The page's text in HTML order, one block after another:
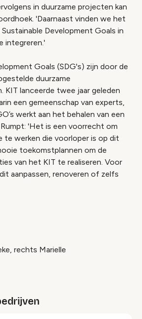
in duurzame projecten kan
'Daarnaast vinden we het
Development Goals in
integreren.'
Goals (SDG's) zijn door de
duurzame
KIT lanceerde twee jaar geleden
een gemeenschap van experts,
werkt aan het behalen van een
'Het is een voorrecht om
te werken die voorloper is op dit
toekomstplannen om de
van het KIT te realiseren. Voor
aanpassen, renoveren of zelfs
rechts Marielle